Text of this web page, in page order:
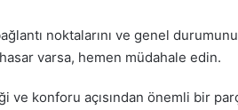
noktalarını ve genel
varsa, hemen müdahale edin.
konforu açısından önemli bir